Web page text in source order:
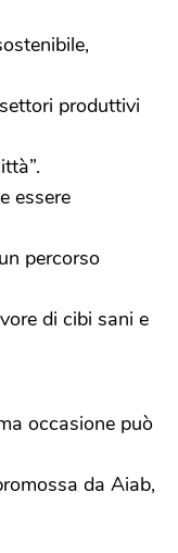
produttivi
essere
percorso
di cibi sani e
occasione può
da Aiab,